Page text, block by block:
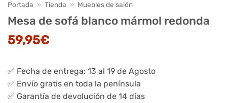
Portada » Tienda » Muebles de salón
Mesa de sofá blanco mármol redonda
59,95€
✅ Fecha de entrega: 13 al 19 de Agosto
✅ Envío gratis en toda la península
✅ Garantía de devolución de 14 días